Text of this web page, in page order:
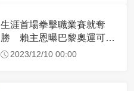
生涯首場拳擊職業賽就奪
勝 賴主恩曝巴黎奧運可能
是選手生涯最後一舞
2023/12/10 00:00